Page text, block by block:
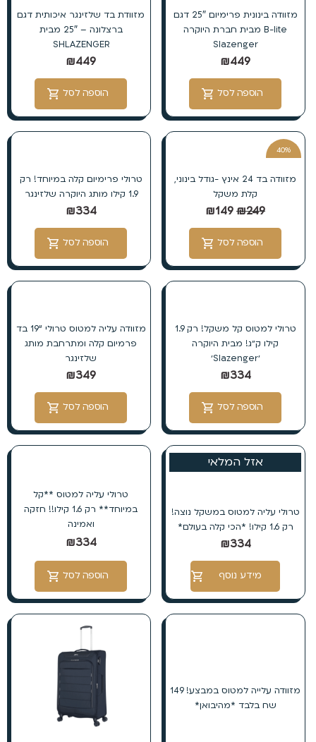
מזוודה בינונית פרימיום 25″ דגם
B-lite מבית חברת היוקרה
Slazenger
₪449
הוספה לסל
מזוודת בד שלזינגר איכותית דגם
ברצלונה – 25″ מבית
SHLAZENGER
₪449
הוספה לסל
40%
מזוודה בד 24 אינץ -גודל בינוני,
קלת משקל
₪249
₪149
הוספה לסל
טרולי פרימיום קלה במיוחד! רק
1.9 קילו מותג היוקרה שלזינגר
₪334
הוספה לסל
טרולי למטוס קל משקל! רק 1.9
קילו ק״ג! מבית היוקרה
׳Slazenger׳
₪334
הוספה לסל
מזוודה עליה למטוס טרולי “19 בד
פרמיום קלה ומתרחבת מותג
שלזינגר
₪349
הוספה לסל
אזל המלאי
טרולי עליה למטוס במשקל נוצה!
רק 1.6 קילו! *הכי קלה בעולם*
₪334
מידע נוסף
טרולי עליה למטוס **קל
במיוחד** רק 1.6 קילו!! חזקה
ואמינה
₪334
הוספה לסל
מזוודה עלייה למטוס במבצע! 149
שח בלבד *מהיבואן*